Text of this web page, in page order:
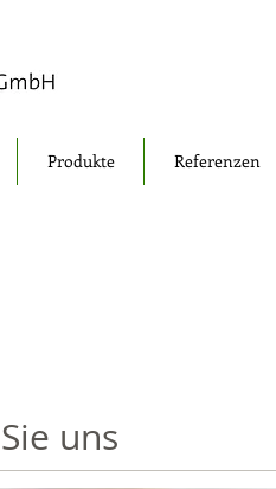
Produkte Referenzen
uns